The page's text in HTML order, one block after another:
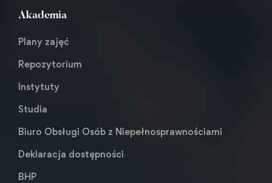
Akademia
Plany zajęć
Repozytorium
Instytuty
Studia
Biuro Obsługi Osób z Niepełnosprawnościami
Deklaracja dostępności
BHP